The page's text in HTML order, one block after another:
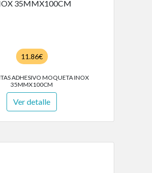
11.86€
ADHESIVO MOQUETA INOX
35MMX100CM
Ver detalle